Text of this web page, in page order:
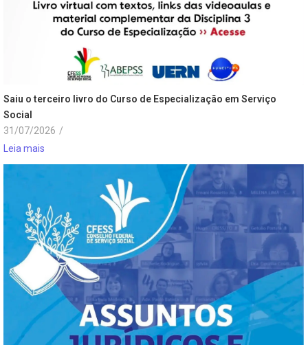
Saiu o terceiro livro do Curso de Especialização em Serviço
Social
31/07/2026 /
Leia mais